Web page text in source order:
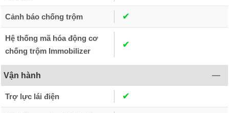
Cảnh báo chống trộm ✔︎
Hệ thống mã hóa động cơ
chống trộm Immobilizer
✔︎
Vận hành
Trợ lực lái điện ✔︎